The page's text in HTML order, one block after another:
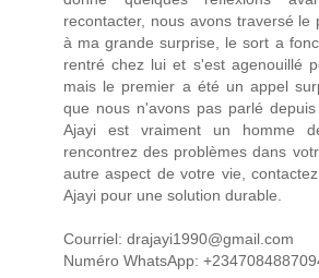
recontacter, nous avons traversé le
à ma grande surprise, le sort a
rentré chez lui et s'est agenouillé
mais le premier a été un appel
que nous n'avons pas parlé
Ajayi est vraiment un homme
rencontrez des problèmes dans
autre aspect de votre vie,
Ajayi pour une solution durable.
Courriel: drajayi1990@gmail.com
Numéro WhatsApp: